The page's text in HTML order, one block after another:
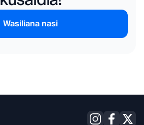
Wasiliana nasi